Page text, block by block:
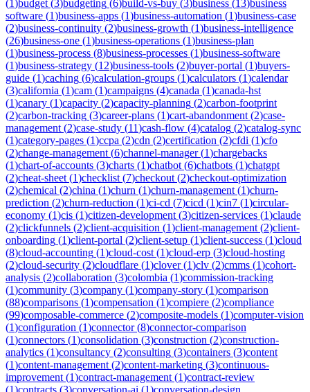
(1)budget (3)budgeting (6)build-vs-buy (3)business (13)business
software (1)business-apps (1)business-automation (1)business-case
(2)business-continuity (2)business-growth (1)business-intelligence
(26)business-one (1)business-operations (1)business-plan
(1)business-process (8)business-processes (1)business-software
(1)business-strategy (12)business-tools (2)buyer-portal (1)buyers-
guide (1)caching (6)calculation-groups (1)calculators (1)calendar
(3)california (1)cam (1)campaigns (4)canada (1)canada-hst
(1)canary (1)capacity (2)capacity-planning (2)carbon-footprint
(2)carbon-tracking (3)career-plans (1)cart-abandonment (2)case-
management (2)case-study (11)cash-flow (4)catalog (2)catalog-sync
(1)category-pages (1)ccpa (2)cdn (2)certification (2)cfdi (1)cfo
(2)change-management (6)channel-manager(1)chargebacks
(1)chart-of-accounts (3)charts (1)chatbot (6)chatbots (1)chatgpt
(2)cheat-sheet (1)checklist (7)checkout (2)checkout-optimization
(2)chemical (2)china (1)churn (1)churn-management (1)churn-
prediction (2)churn-reduction (1)ci-cd (7)cicd (1)cin7 (1)circular-
economy (1)cis (1)citizen-development (3)citizen-services (1)claude
(2)clickfunnels (2)client-acquisition (1)client-management (2)client-
onboarding (1)client-portal (2)client-setup (1)client-success (1)cloud
(8)cloud-accounting (1)cloud-cost (1)cloud-erp (3)cloud-hosting
(2)cloud-security (2)cloudflare (1)clover(1)clv (2)cmms (1)cohort-
analysis (2)collaboration (3)colombia (1)commission-tracking
(1)community (3)company (1)company-story (1)comparison
(88)comparisons (1)compensation (1)compiere (2)compliance
(99)composable-commerce (2)composite-models (1)computer-vision
(1)configuration (1)connector(8)connector-comparison
(1)connectors (1)consolidation (3)construction (2)construction-
analytics (1)consultancy (2)consulting (3)containers (3)content
(1)content-management (2)content-marketing (3)continuous-
improvement (1)contract-management (1)contract-review
(1)contracts (3)conversation-ai (1)conversation-design